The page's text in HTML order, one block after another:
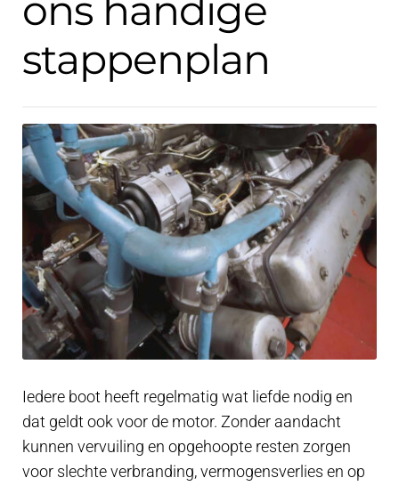
Contact
Techniek Blog
Nederlands
Submenu
ons handige
stappenplan
Iedere boot heeft regelmatig wat liefde nodig en
dat geldt ook voor de motor. Zonder aandacht
kunnen vervuiling en opgehoopte resten zorgen
voor slechte verbranding, vermogensverlies en op